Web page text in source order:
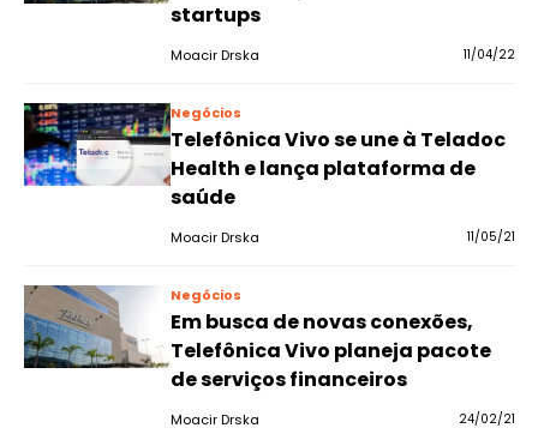
startups
Moacir Drska 11/04/22
Negócios
Telefônica Vivo se une à Teladoc
Health e lança plataforma de
saúde
Moacir Drska 11/05/21
Negócios
Em busca de novas conexões,
Telefônica Vivo planeja pacote
de serviços financeiros
Moacir Drska 24/02/21